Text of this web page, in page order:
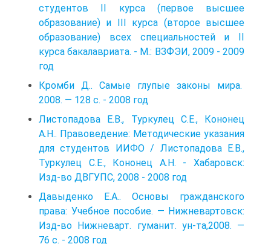
студентов II курса (первое высшее
образование) и III курса (второе высшее
образование) всех специальностей и II
курса бакалавриата. - М.: ВЗФЭИ, 2009 - 2009
год
Кромби Д.. Самые глупые законы мира.
2008. — 128 с. - 2008 год
Листопадова Е.В., Туркулец С.Е., Кононец
А.Н.. Правоведение: Методические указания
для студентов ИИФО / Листопадова Е.В.,
Туркулец С.Е., Кононец А.Н. - Хабаровск:
Изд-во ДВГУПС, 2008 - 2008 год
Давыденко Е.А.. Основы гражданского
права: Учебное пособие. — Нижне­вартовск:
Изд-во Нижневарт. гуманит. ун-та,2008. —
76 с. - 2008 год